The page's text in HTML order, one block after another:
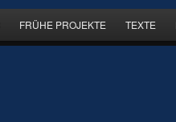
FRÜHE PROJEKTE TEXTE